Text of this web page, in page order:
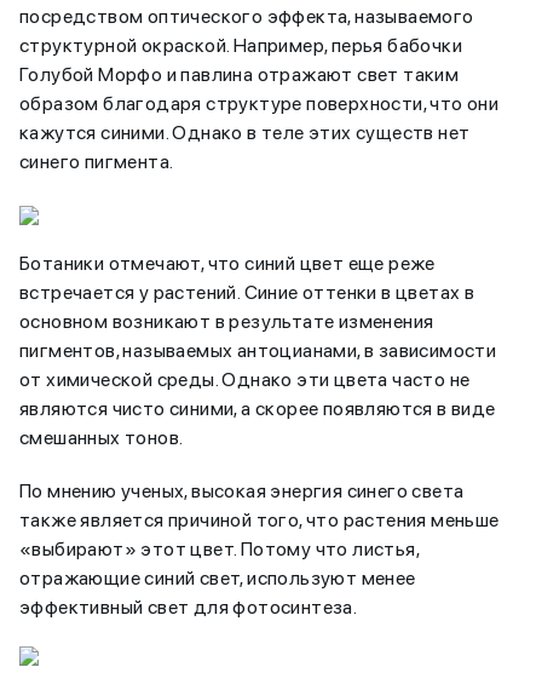
посредством оптического эффекта, называемого
структурной окраской. Например, перья бабочки
Голубой Морфо и павлина отражают свет таким
образом благодаря структуре поверхности, что они
кажутся синими. Однако в теле этих существ нет
синего пигмента.
Ботаники отмечают, что синий цвет еще реже
встречается у растений. Синие оттенки в цветах в
основном возникают в результате изменения
пигментов, называемых антоцианами, в зависимости
от химической среды. Однако эти цвета часто не
являются чисто синими, а скорее появляются в виде
смешанных тонов.
По мнению ученых, высокая энергия синего света
также является причиной того, что растения меньше
«выбирают» этот цвет. Потому что листья,
отражающие синий свет, используют менее
эффективный свет для фотосинтеза.